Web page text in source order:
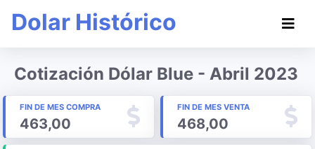
Dolar Histórico
Cotización Dólar Blue - Abril 2023
FIN DE MES COMPRA
463,00
FIN DE MES VENTA
468,00